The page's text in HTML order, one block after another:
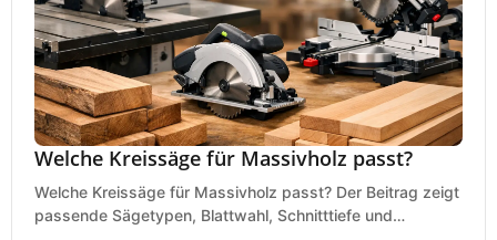
Welche Kreissäge für Massivholz passt?
Welche Kreissäge für Massivholz passt? Der Beitrag zeigt
passende Sägetypen, Blattwahl, Schnitttiefe und